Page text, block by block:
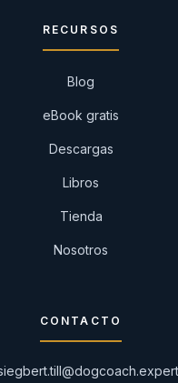
RECURSOS
Blog
eBook gratis
Descargas
Libros
Tienda
Nosotros
CONTACTO